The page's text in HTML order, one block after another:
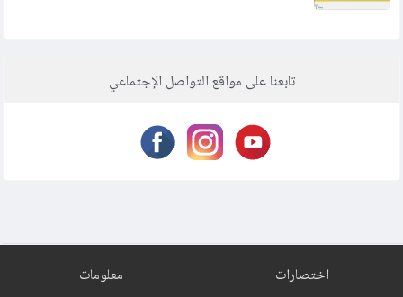
تابعنا على مواقع التواصل الإجتماعي
اختصارات معلومات